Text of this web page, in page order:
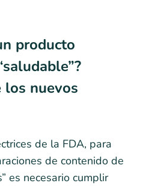
producto
los nuevos
de la FDA, para
de contenido de
es necesario cumplir